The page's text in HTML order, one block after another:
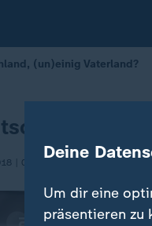
(un)einig Vaterland?
| 06:54 Deine
Um dir eine
präsentieren zu